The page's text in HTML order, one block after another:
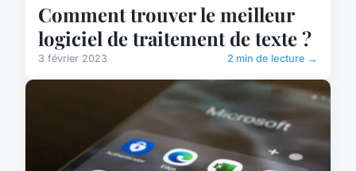
Comment trouver le meilleur
logiciel de traitement de texte ?
3 février 2023 2 min de lecture →